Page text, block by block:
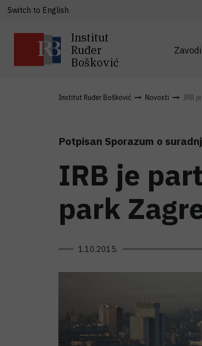
Institut
Ruđer
Bošković
Zavodi
Switch to English
Institut Ruđer Bošković Novosti IRB
Potpisan Sporazum o
IRB je
park
1.10.2015.